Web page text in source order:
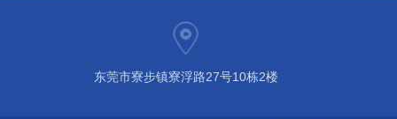
东莞市寮步镇寮浮路27号10栋2楼